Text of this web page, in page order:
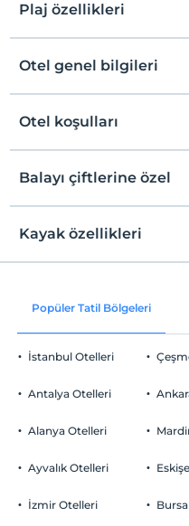
Plaj özellikleri
Plaja
Otel genel bilgileri
Ücretsiz
Ücretsiz
Çocuk
Çocuk karyolası
Otel koşulları
Check/in
En erken saat 14:00 ve sonrası
Check/out
Evcil Hayvan
Evcil hayvan barınabilir
Odalarda sigara içilmez
Çocuklar
2 yaşına kadar olan
Balayı çiftlerine özel
Oda
Gül
Kayak özellikleri
Piste
Popüler Tatil Bölgeleri
İstanbul Otelleri
Antalya Otelleri
Alanya Otelleri
Ayvalık Otelleri
İzmir Otelleri